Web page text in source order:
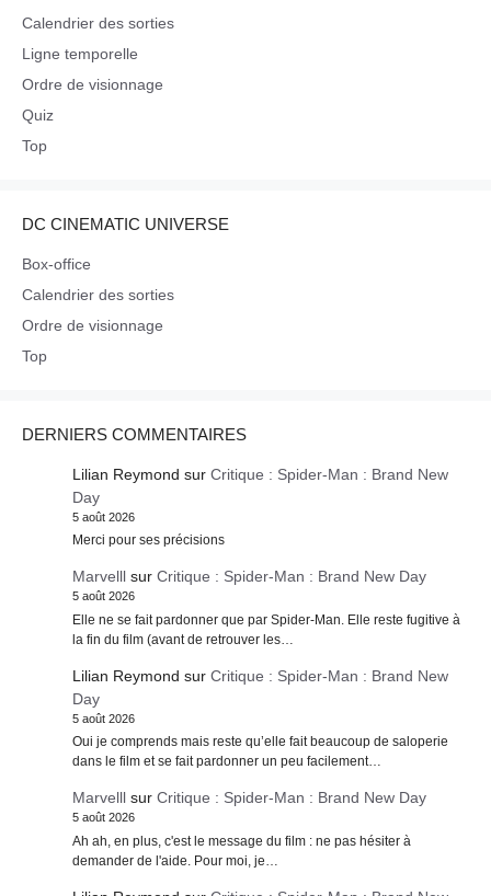
Calendrier des sorties
Ligne temporelle
Ordre de visionnage
Quiz
Top
DC CINEMATIC UNIVERSE
Box-office
Calendrier des sorties
Ordre de visionnage
Top
DERNIERS COMMENTAIRES
Lilian Reymond sur Critique : Spider-Man : Brand New
Day
5 août 2026
Merci pour ses précisions
Marvelllsur Critique : Spider-Man : Brand New Day
5 août 2026
Elle ne se fait pardonner que par Spider-Man. Elle reste fugitive à
la fin du film (avant de retrouver les…
Lilian Reymond sur Critique : Spider-Man : Brand New
Day
5 août 2026
Oui je comprends mais reste qu’elle fait beaucoup de saloperie
dans le film et se fait pardonner un peu facilement…
Marvelllsur Critique : Spider-Man : Brand New Day
5 août 2026
Ah ah, en plus, c'est le message du film : ne pas hésiter à
demander de l'aide. Pour moi, je…